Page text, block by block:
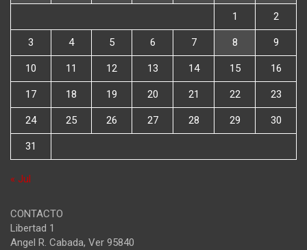
1 2
3 4 5 6 7 8 9
10 11 12 13 14 15 16
17 18 19 20 21 22 23
24 25 26 27 28 29 30
31
« Jul
CONTACTO
Libertad 1
Angel R. Cabada, Ver 95840